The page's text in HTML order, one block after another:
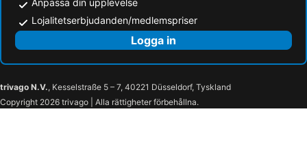
Lojalitetserbjudanden/medlemspriser
Logga in
trivago N.V., Kesselstraße 5 – 7, 40221 Düsseldorf, Tyskland
Copyright 2026 trivago | Alla rättigheter förbehållna.